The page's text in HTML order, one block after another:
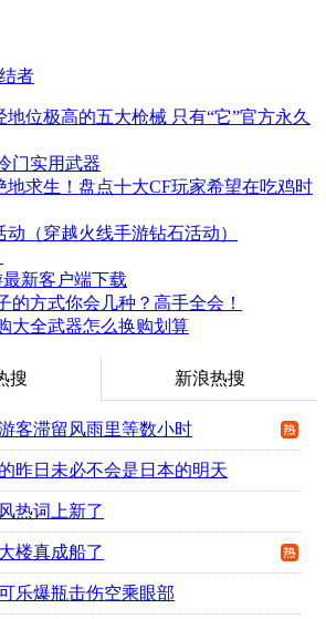
者
地位极高的五大枪械 只有“它”官方永久
门实用武器
地求生！盘点十大CF玩家希望在吃鸡时
（穿越火线手游钻石活动）
新客户端下载
的方式你会几种？高手全会！
大全武器怎么换购划算
搜 新浪热搜
客滞留风雨里等数小时
昨日未必不会是日本的明天
热词上新了
楼真成船了
乐爆瓶击伤空乘眼部